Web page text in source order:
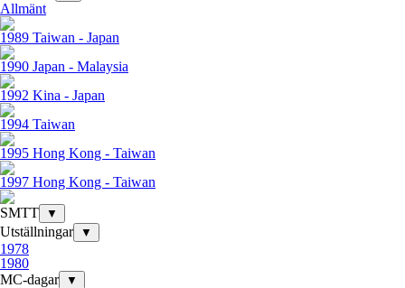
Allmänt
1989 Taiwan - Japan
1990 Japan - Malaysia
1992 Kina - Japan
1994 Taiwan
1995 Hong Kong - Taiwan
1997 Hong Kong - Taiwan
SMTT
▼
Utställningar ▼
1978
1980
MC-dagar
▼